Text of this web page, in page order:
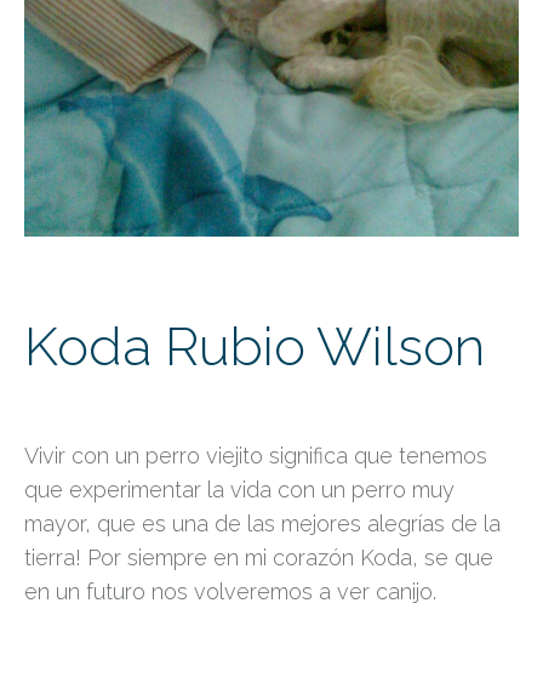
Koda Rubio Wilson
Vivir con un perro viejito significa que tenemos
que experimentar la vida con un perro muy
mayor, que es una de las mejores alegrías de la
tierra! Por siempre en mi corazón Koda, se que
en un futuro nos volveremos a ver canijo.